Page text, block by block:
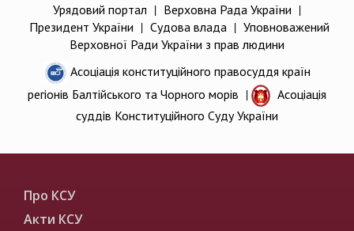
Урядовий портал | Верховна Рада України |
Президент України | Судова влада| Уповноважений
Верховної Ради України з прав людини
Асоціація конституційного правосуддя країн
регіонів Балтійського та Чорного морів |
Асоціація
суддів Конституційного Суду України
Про КСУ
Акти КСУ